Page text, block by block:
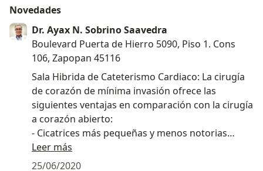
Novedades
Dr. Ayax N. Sobrino Saavedra
Boulevard Puerta de Hierro 5090, Piso 1. Cons
106, Zapopan 45116
Sala Hibrida de Cateterismo Cardiaco: La cirugía
de corazón de mínima invasión ofrece las
siguientes ventajas en comparación con la cirugía
a corazón abierto:
- Cicatrices más pequeñas y menos notorias
- Menos dolor y menos traumatismos
- Regreso más rápido a las actividades normales
Leer más
25/06/2020